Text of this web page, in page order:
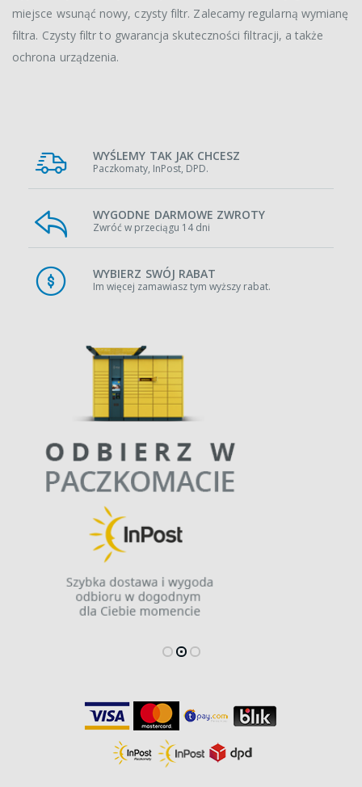
miejsce wsunąć nowy, czysty filtr. Zalecamy regularną wymianę
filtra. Czysty filtr to gwarancja skuteczności filtracji, a także
ochrona urządzenia.
WYŚLEMY TAK JAK CHCESZ
Paczkomaty, InPost, DPD.
WYGODNE DARMOWE ZWROTY
Zwróć w przeciągu 14 dni
WYBIERZ SWÓJ RABAT
Im więcej zamawiasz tym wyższy rabat.